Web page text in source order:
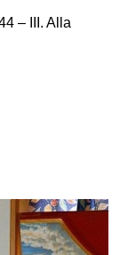
– III. Alla